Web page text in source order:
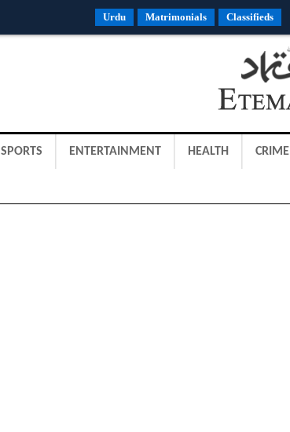
Urdu Matrimonials Classifieds
SPORTS ENTERTAINMENT HEALTH CRIME